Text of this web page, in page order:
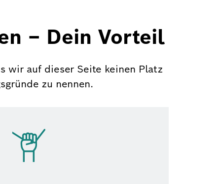
– Dein Vorteil
wir auf dieser Seite keinen Platz
zu nennen.